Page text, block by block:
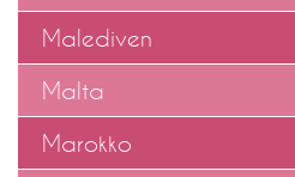
Malediven
Malta
Marokko